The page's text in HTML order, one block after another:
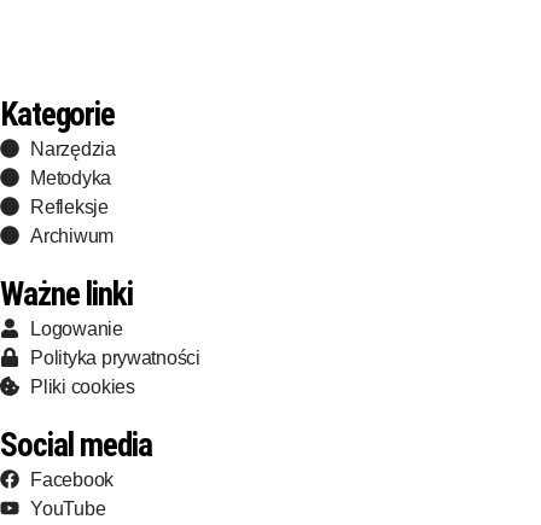
Kategorie
Narzędzia
Metodyka
Refleksje
Archiwum
Ważne linki
Logowanie
Polityka prywatności
Pliki cookies
Social media
Facebook
YouTube